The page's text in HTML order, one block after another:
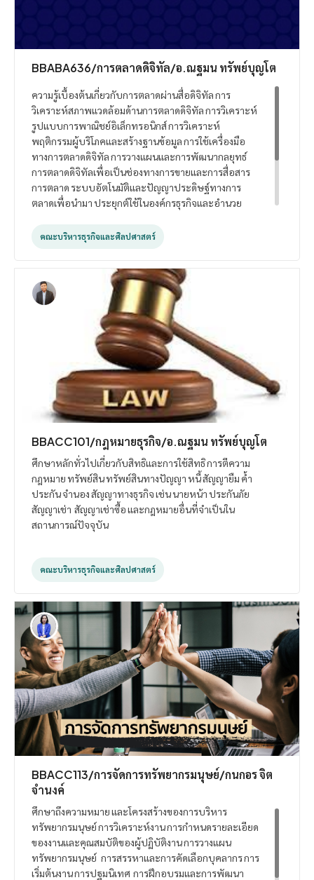
BBABA636/การตลาดดิจิทัล/อ.ณฐมน ทรัพย์บุญโต
ความรู้เบื้องต้นเกี่ยวกับการตลาดผ่านสื่อดิจิทัล การ
วิเคราะห์สภาพแวดล้อมด้านการตลาดดิจิทัล การวิเคราะห์
รูปแบบการพาณิชย์อิเล็กทรอนิกส์ การวิเคราะห์
พฤติกรรมผู้บริโภคและสร้างฐานข้อมูล การใช้เครื่องมือ
ทางการตลาดดิจิทัล การวางแผนและการพัฒนากลยุทธ์
การตลาดดิจิทัลเพื่อเป็นช่องทางการขายและการสื่อสาร
การตลาด ระบบอัตโนมัติและปัญญาประดิษฐ์ทางการ
ตลาดเพื่อนำมา ประยุกต์ใช้ในองค์กรธุรกิจและอำนวย
เครื่องมือการตลาดดิจิทัล จริยธรรมสำหรับการตลาดดิจิทัล
คณะบริหารธุรกิจและศิลปศาสตร์
BBACC101/กฎหมายธุรกิจ/อ.ณฐมน ทรัพย์บุญโต
ศึกษาหลักทั่วไปเกี่ยวกับสิทธิและการใช้สิทธิ การตีความ
กฎหมาย ทรัพย์สิน ทรัพย์สินทางปัญญา หนี้ สัญญายืม ค้ำ
ประกัน จำนอง สัญญาทางธุรกิจ เช่น นายหน้า ประกันภัย
สัญญาเช่า สัญญาเช่าซื้อ และกฎหมายอื่นที่จำเป็นใน
สถานการณ์ปัจจุบัน
คณะบริหารธุรกิจและศิลปศาสตร์
BBACC113/การจัดการทรัพยากรมนุษย์/กนกอร จิต
จำนงค์
ศึกษาถึงความหมาย และโครงสร้างของการบริหาร
ทรัพยากรมนุษย์ การวิเคราะห์งาน การกำหนดรายละเอียด
ของงานและคุณสมบัติของผู้ปฏิบัติงาน การวางแผน
ทรัพยากรมนุษย์ การสรรหาและการคัดเลือกบุคลากร การ
เริ่มต้นงาน การปฐมนิเทศ การฝึกอบรมและการพัฒนา